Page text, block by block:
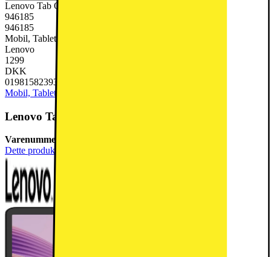
Lenovo Tab One 8,7" tablet LTE 4/64 (luna grå)
946185
946185
Mobil, Tablet & Smartwatch, Tablet
Lenovo
1299
DKK
0198158239318
Mobil, Tablet & Smartwatch
Lenovo Tab One 8,7" tablet LTE 4/64 (luna grå)
Varenummer:
Dette produkt er blevet bedømt til 5 ud af 5 stjerner.